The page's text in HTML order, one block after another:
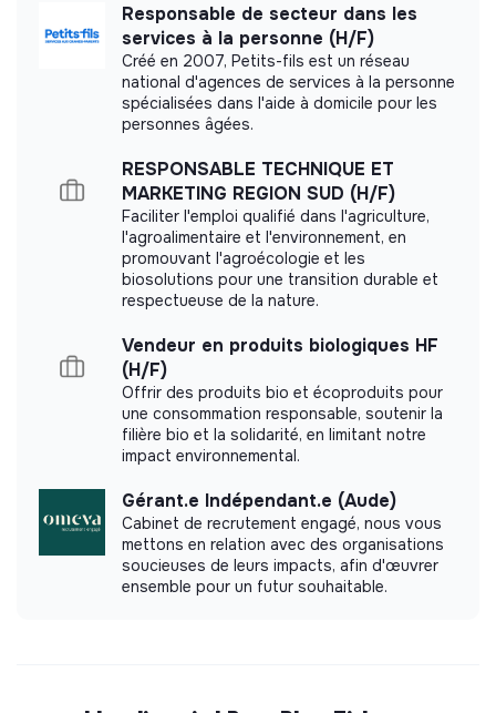
Did not yet add a transparency document.
Responsable de secteur dans les
services à la personne (H/F)
Créé en 2007, Petits-fils est un réseau
national d'agences de services à la personne
spécialisées dans l'aide à domicile pour les
personnes âgées.
RESPONSABLE TECHNIQUE ET
MARKETING REGION SUD (H/F)
Faciliter l'emploi qualifié dans l'agriculture,
l'agroalimentaire et l'environnement, en
promouvant l'agroécologie et les
biosolutions pour une transition durable et
respectueuse de la nature.
Vendeur en produits biologiques HF
(H/F)
Offrir des produits bio et écoproduits pour
une consommation responsable, soutenir la
filière bio et la solidarité, en limitant notre
impact environnemental.
Gérant.e Indépendant.e (Aude)
Cabinet de recrutement engagé, nous vous
mettons en relation avec des organisations
soucieuses de leurs impacts, afin d'œuvrer
ensemble pour un futur souhaitable.